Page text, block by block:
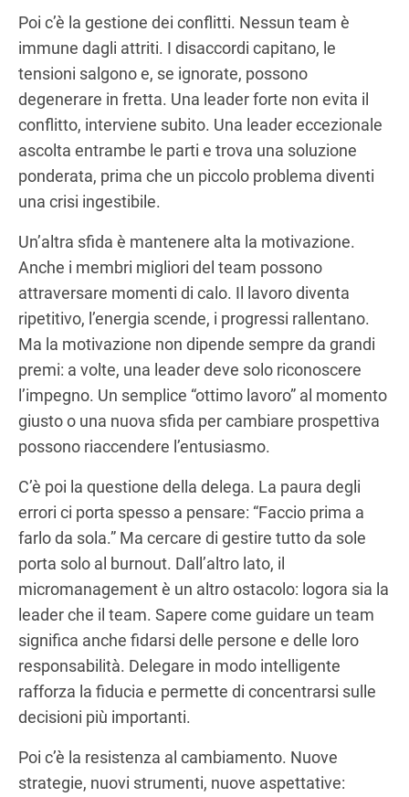
Poi c’è la gestione dei conflitti. Nessun team è
immune dagli attriti. I disaccordi capitano, le
tensioni salgono e, se ignorate, possono
degenerare in fretta. Una leader forte non evita il
conflitto, interviene subito. Una leader eccezionale
ascolta entrambe le parti e trova una soluzione
ponderata, prima che un piccolo problema diventi
una crisi ingestibile.
Un’altra sfida è mantenere alta la motivazione.
Anche i membri migliori del team possono
attraversare momenti di calo. Il lavoro diventa
ripetitivo, l’energia scende, i progressi rallentano.
Ma la motivazione non dipende sempre da grandi
premi: a volte, una leader deve solo riconoscere
l’impegno. Un semplice “ottimo lavoro” al momento
giusto o una nuova sfida per cambiare prospettiva
possono riaccendere l’entusiasmo.
C’è poi la questione della delega. La paura degli
errori ci porta spesso a pensare: “Faccio prima a
farlo da sola.” Ma cercare di gestire tutto da sole
porta solo al burnout. Dall’altro lato, il
micromanagement è un altro ostacolo: logora sia la
leader che il team. Sapere come guidare un team
significa anche fidarsi delle persone e delle loro
responsabilità. Delegare in modo intelligente
rafforza la fiducia e permette di concentrarsi sulle
decisioni più importanti.
Poi c’è la resistenza al cambiamento. Nuove
strategie, nuovi strumenti, nuove aspettative: